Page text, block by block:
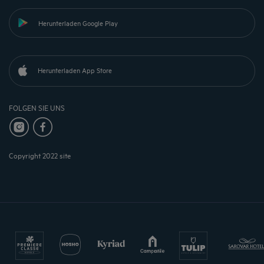
Herunterladen Google Play
Herunterladen App Store
FOLGEN SIE UNS
Copyright 2022 site